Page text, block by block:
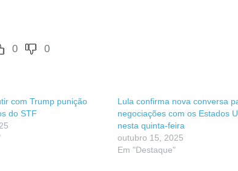
0 0
com Trump punição
do STF
Lula confirma nova conversa
negociações com os Estados
nesta quinta-feira
outubro 15, 2025
Em "Destaque"